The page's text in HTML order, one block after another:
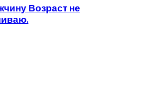
Возраст не